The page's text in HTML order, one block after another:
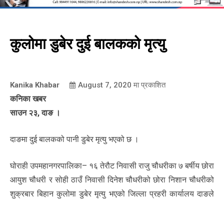
कुलोमा डुबेर दुई बालकको मृत्यु
Kanika Khabar August 7, 2020 मा प्रकाशित
कनिका खबर
साउन २३, दाङ ।
दाङमा दुई बालकको पानी डुबेर मृत्यु भएको छ ।
घोराही उपमहानगरपालिका– १६ तेरौट निवासी राजु चौधरीका ७ बर्षीय छोरा
आयुश चौधरी र सोही ठाउँ निवासी दिनेश चौधरीको छोरा निशान चौधरीको
शुक्रबार बिहान कुलोमा डुबेर मृत्यु भएको जिल्ला प्रहरी कार्यालय दाङले